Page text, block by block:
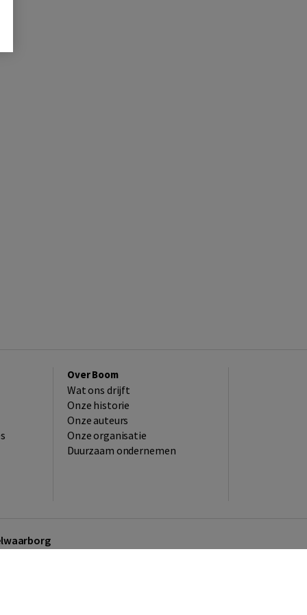
Over Boom
Wat ons drijft
Onze historie
Onze auteurs
Onze organisatie
Duurzaam ondernemen